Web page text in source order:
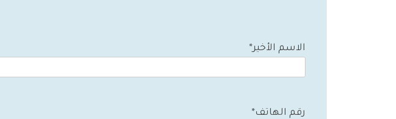
الاسم الأخير*
رقم الهاتف*